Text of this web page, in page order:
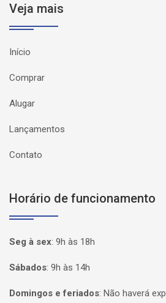
Veja mais
Início
Comprar
Alugar
Lançamentos
Contato
Horário de funcionamento
Seg à sex: 9h às 18h
Sábados: 9h às 14h
Domingos e feriados: Não haverá